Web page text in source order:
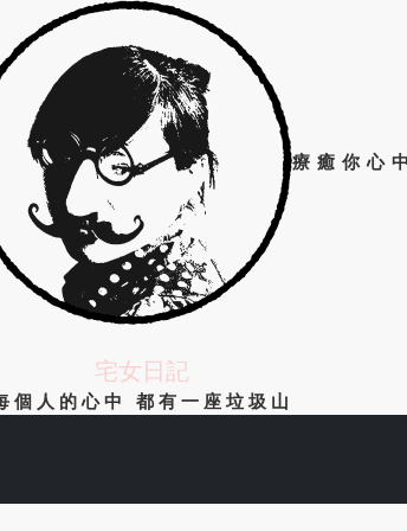
療癒你心
宅女日記
個人的心中 都有一座垃圾山